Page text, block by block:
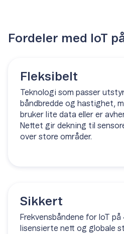
Fordeler med IoT
Fleksibelt
Teknologi som passer
båndbredde og hastighet,
bruker lite data eller er
Nettet gir dekning til
over store områder.
Sikkert
Frekvensbåndene for IoT
lisensierte nett og globale